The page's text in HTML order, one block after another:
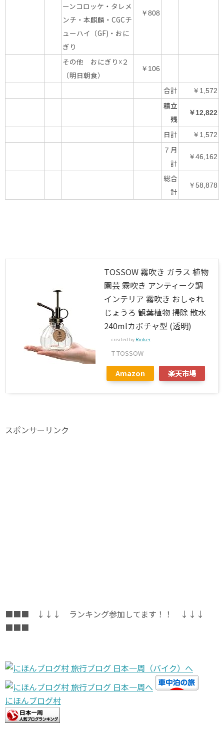
ーンコロッケ・タレメ
ンチ・本麒麟・CGCチ
ューハイ（GF)・おに
ぎり
￥808
その他 おにぎり☓２
（明日朝食）
￥106
合計 ￥1,572
積立
残
￥12,822
日計 ￥1,572
７月
計
￥46,162
総合
計
￥58,878
TOSSOW 霧吹き ガラス 植物
園芸 霧吹き アンティーク調
インテリア 霧吹き おしゃれ
じょうろ 観葉植物 掃除 散水
240mlカボチャ型 (透明)
created by Rinker
T TOSSOW
Amazon 楽天市場
スポンサーリンク
■■■ ↓↓↓ ランキング参加してます！！ ↓↓↓
■■■
にほんブログ村